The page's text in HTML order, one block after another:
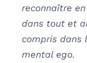
reconnaître
dans tout et
compris dans
mental ego.